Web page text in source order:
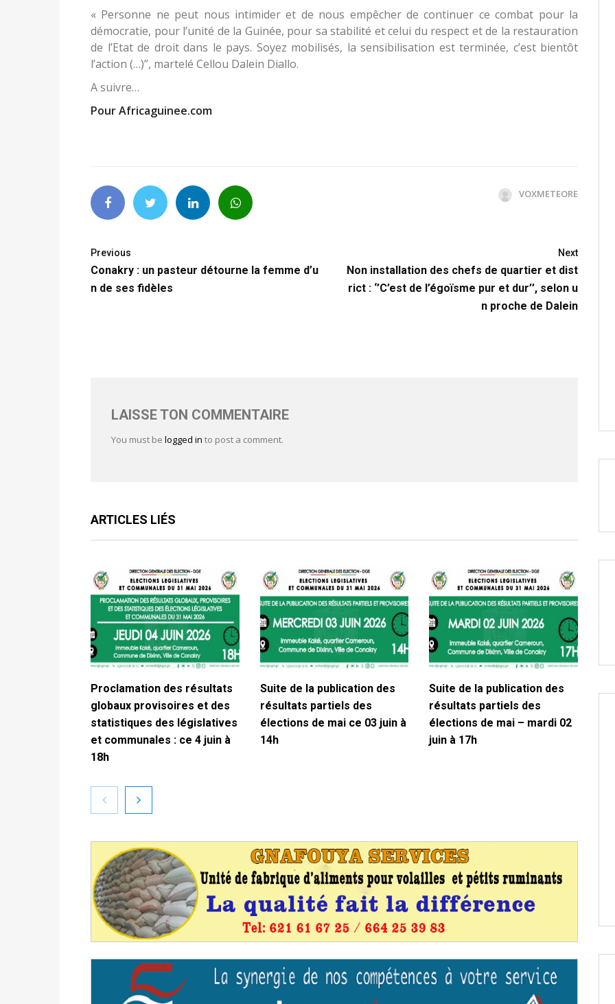
« Personne ne peut nous intimider et de nous empêcher de continuer ce combat pour la
démocratie, pour l’unité de la Guinée, pour sa stabilité et celui du respect et de la restauration
de l’Etat de droit dans le pays. Soyez mobilisés, la sensibilisation est terminée, c’est bientôt
l’action (…)’’, martelé Cellou Dalein Diallo.
A suivre…
Pour Africaguinee.com
VOXMETEORE
Previous
Conakry : un pasteur détourne la femme d’u
n de ses fidèles
Next
Non installation des chefs de quartier et dist
rict : ‘’C’est de l’égoïsme pur et dur’’, selon u
n proche de Dalein
LAISSE TON COMMENTAIRE
You must be logged in to post a comment.
ARTICLES LIÉS
Proclamation des résultats
globaux provisoires et des
statistiques des législatives
et communales : ce 4 juin à
18h
Suite de la publication des
résultats partiels des
élections de mai ce 03 juin à
14h
Suite de la publication des
résultats partiels des
élections de mai – mardi 02
juin à 17h